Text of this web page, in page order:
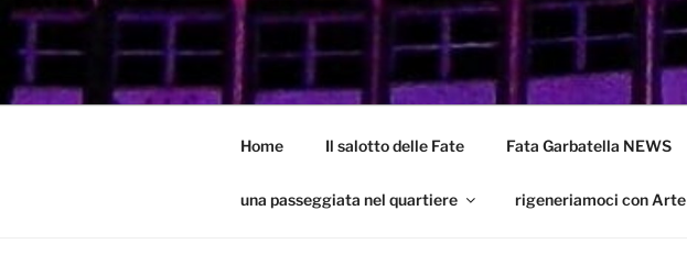
Salta
contenuto
GARBATELLA
Un Blog sul quartiere della Garbatella
Home Il salotto delle Fate Fata Garbatella NEWS
una passeggiata nel quartiere rigeneriamoci con Arte